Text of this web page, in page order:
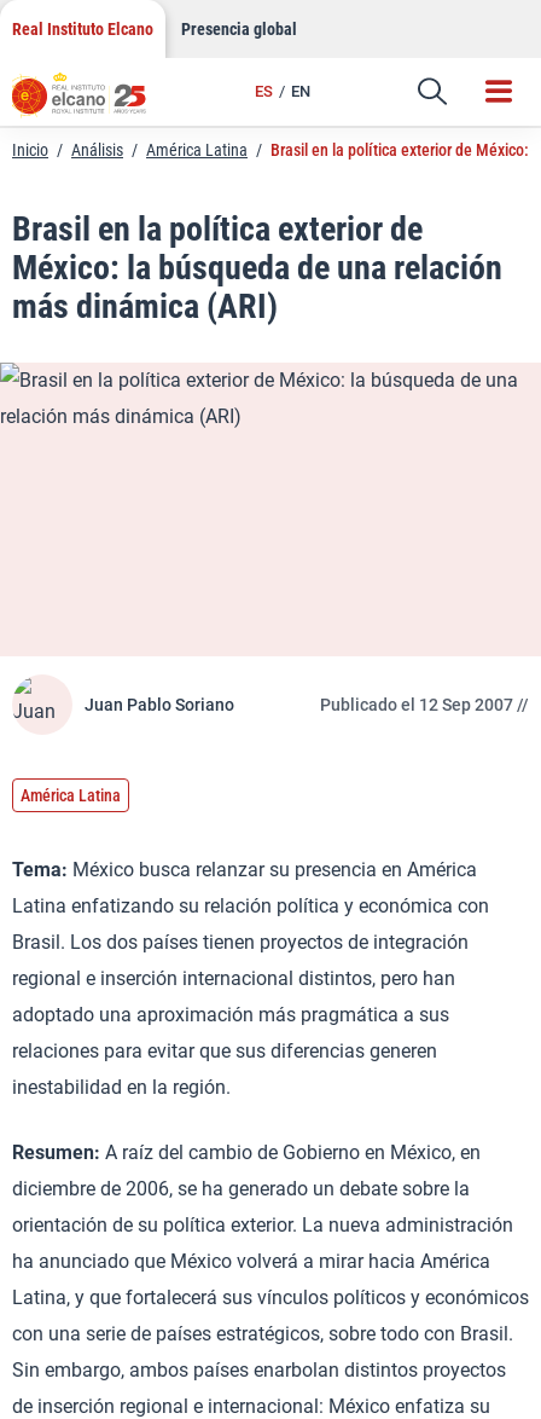
Saltar
contenido
Real Instituto Elcano Presencia global
ES EN
Enlace
Inicio / Análisis / América Latina / Brasil en la política exterior de México:
Brasil en la política exterior de
México: la búsqueda de una relación
más dinámica (ARI)
Juan Pablo Soriano Publicado el 12 Sep 2007 //
América Latina
Tema: México busca relanzar su presencia en América
Latina enfatizando su relación política y económica con
Brasil. Los dos países tienen proyectos de integración
regional e inserción internacional distintos, pero han
adoptado una aproximación más pragmática a sus
relaciones para evitar que sus diferencias generen
inestabilidad en la región.
Resumen: A raíz del cambio de Gobierno en México, en
diciembre de 2006, se ha generado un debate sobre la
orientación de su política exterior. La nueva administración
ha anunciado que México volverá a mirar hacia América
Latina, y que fortalecerá sus vínculos políticos y económicos
con una serie de países estratégicos, sobre todo con Brasil.
Sin embargo, ambos países enarbolan distintos proyectos
de inserción regional e internacional: México enfatiza su